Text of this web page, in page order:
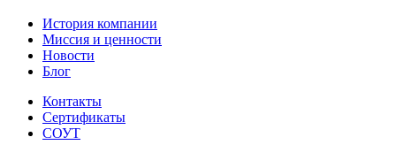
История компании
Миссия и ценности
Новости
Блог
Контакты
Сертификаты
СОУТ